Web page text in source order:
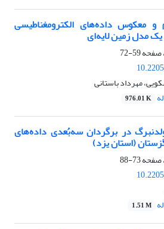
معکوس داده‌های الکترومغناطیسی
مدل زمین لایه‌ای
59-72
مهرداد باستانی
976.01 K
در برگردان سه‌بُعدی داده‌های
(استان یزد)
73-88
1.51 M